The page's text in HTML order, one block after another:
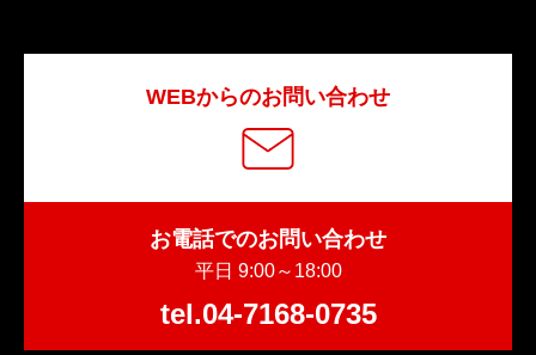
WEBからのお問い合わせ
お電話でのお問い合わせ
平日 9:00～18:00
tel.04-7168-0735